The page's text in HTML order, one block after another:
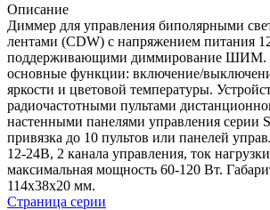
Описание
Диммер для управления биполярными
лентами (CDW) с напряжением питания
поддерживающими диммирование ШИМ.
основные функции: включение/
яркости и цветовой температуры.
радиочастотными пультами
настенными панелями управления серии
привязка до 10 пультов или панелей
12-24В, 2 канала управления, ток
максимальная мощность 60-120 Вт.
114x38x20 мм.
Страница серии